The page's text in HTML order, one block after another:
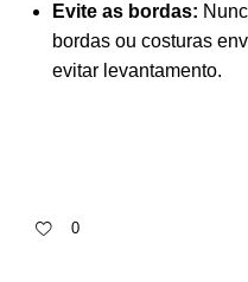
Evite as bordas:
bordas ou costuras
evitar levantamento.
0